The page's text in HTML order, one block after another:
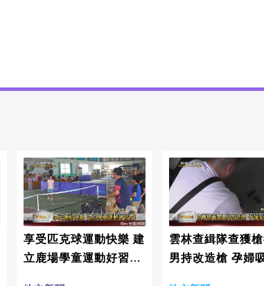
享受匹克球運動快樂 建
立鹿場學童運動好習
雲林查緝隊查獲
男持改造槍 孕婦